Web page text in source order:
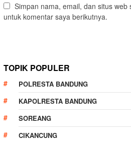
Simpan nama, email, dan situs
untuk komentar saya berikutnya.
TOPIK POPULER
POLRESTA BANDUNG
KAPOLRESTA BANDUNG
SOREANG
CIKANCUNG